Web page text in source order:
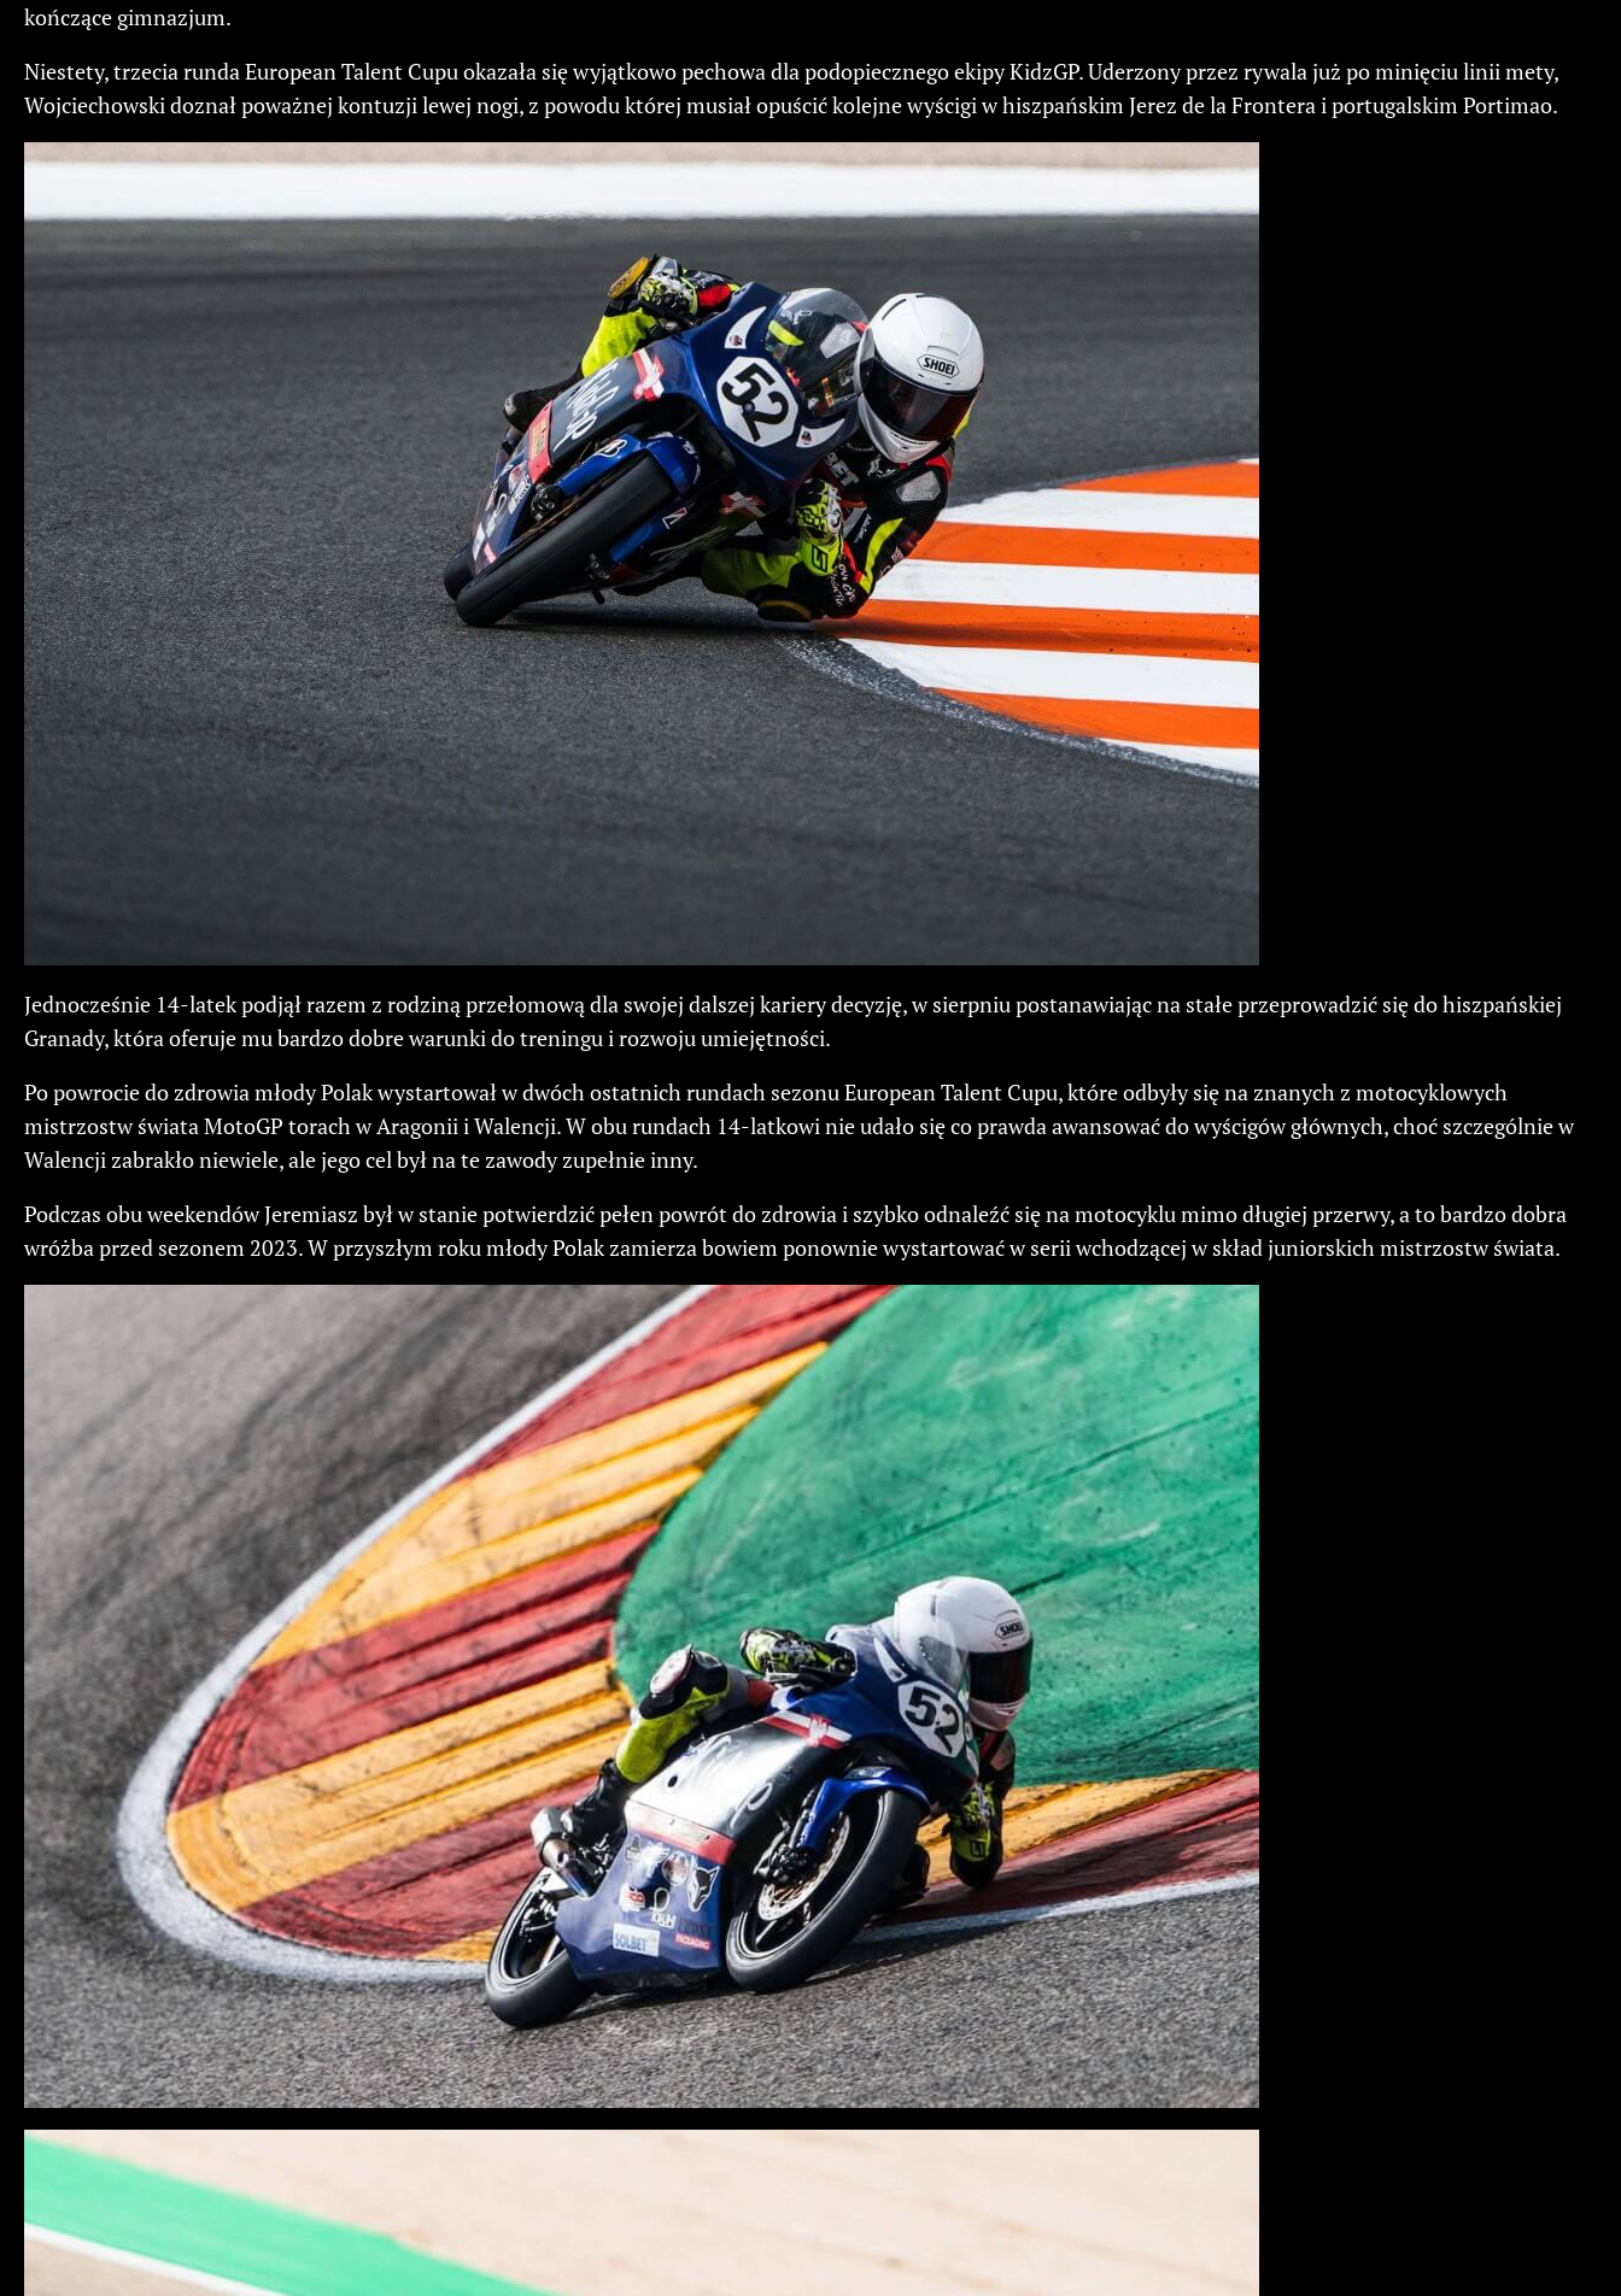
kończące gimnazjum.
Niestety, trzecia runda European Talent Cupu okazała się wyjątkowo pechowa dla podopiecznego ekipy KidzGP. Uderzony przez rywala już po minięciu linii mety,
Wojciechowski doznał poważnej kontuzji lewej nogi, z powodu której musiał opuścić kolejne wyścigi w hiszpańskim Jerez de la Frontera i portugalskim Portimao.
Jednocześnie 14-latek podjął razem z rodziną przełomową dla swojej dalszej kariery decyzję, w sierpniu postanawiając na stałe przeprowadzić się do hiszpańskiej
Granady, która oferuje mu bardzo dobre warunki do treningu i rozwoju umiejętności.
Po powrocie do zdrowia młody Polak wystartował w dwóch ostatnich rundach sezonu European Talent Cupu, które odbyły się na znanych z motocyklowych
mistrzostw świata MotoGP torach w Aragonii i Walencji. W obu rundach 14-latkowi nie udało się co prawda awansować do wyścigów głównych, choć szczególnie w
Walencji zabrakło niewiele, ale jego cel był na te zawody zupełnie inny.
Podczas obu weekendów Jeremiasz był w stanie potwierdzić pełen powrót do zdrowia i szybko odnaleźć się na motocyklu mimo długiej przerwy, a to bardzo dobra
wróżba przed sezonem 2023. W przyszłym roku młody Polak zamierza bowiem ponownie wystartować w serii wchodzącej w skład juniorskich mistrzostw świata.